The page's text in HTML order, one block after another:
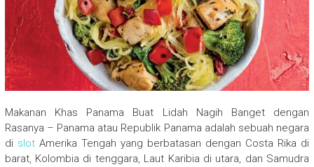
Makanan Khas Panama Buat Lidah Nagih Banget dengan
Rasanya – Panama atau Republik Panama adalah sebuah negara
di slotAmerika Tengah yang berbatasan dengan Costa Rika di
barat, Kolombia di tenggara, Laut Karibia di utara, dan Samudra